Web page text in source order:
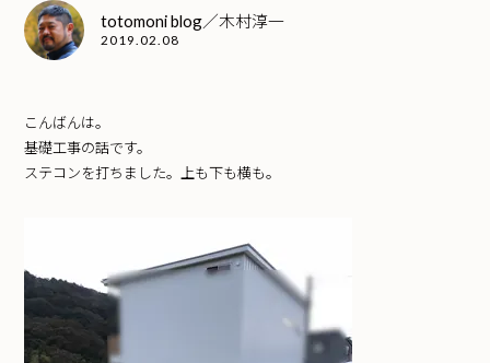
totomoni blog／木村淳一
2019.02.08
こんばんは。
基礎工事の話です。
ステコンを打ちました。上も下も横も。